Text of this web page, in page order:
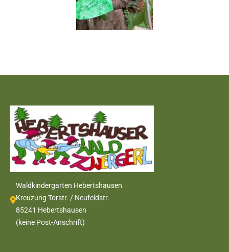
Waldkindergarten Hebertshausen
Kreuzung Torstr. / Neufeldstr.
85241 Hebertshausen
(keine Post-Anschrift)